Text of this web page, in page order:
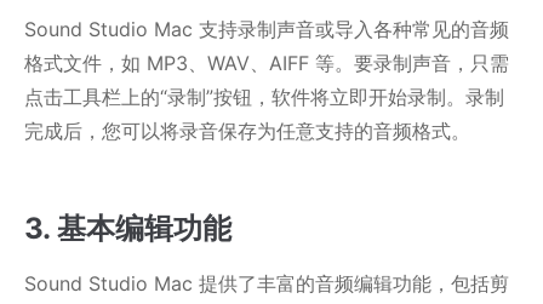
Sound Studio Mac 支持录制声音或导入各种常见的音频
格式文件，如 MP3、WAV、AIFF 等。要录制声音，只需
点击工具栏上的“录制”按钮，软件将立即开始录制。录制
完成后，您可以将录音保存为任意支持的音频格式。
3. 基本编辑功能
Sound Studio Mac 提供了丰富的音频编辑功能，包括剪